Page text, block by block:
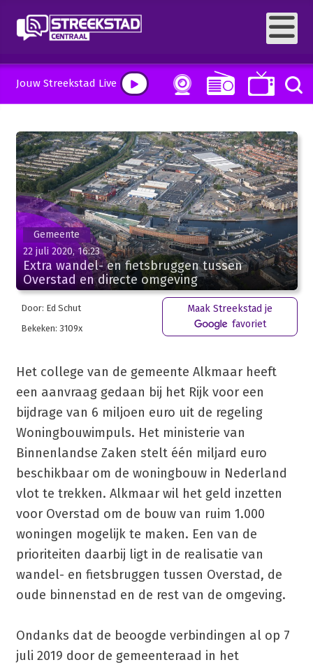
Jouw Streekstad Live
Gemeente
22 juli 2020, 16:23
Extra wandel- en fietsbruggen tussen
Overstad en directe omgeving
Door: Ed Schut
Bekeken: 3109x
Maak Streekstad je
favoriet
Het college van de gemeente Alkmaar heeft
een aanvraag gedaan bij het Rijk voor een
bijdrage van 6 miljoen euro uit de regeling
Woningbouwimpuls. Het ministerie van
Binnenlandse Zaken stelt één miljard euro
beschikbaar om de woningbouw in Nederland
vlot te trekken. Alkmaar wil het geld inzetten
voor Overstad om de bouw van ruim 1.000
woningen mogelijk te maken. Een van de
prioriteiten daarbij ligt in de realisatie van
wandel- en fietsbruggen tussen Overstad, de
oude binnenstad en de rest van de omgeving.
Ondanks dat de beoogde verbindingen al op 7
juli 2019 door de gemeenteraad in het